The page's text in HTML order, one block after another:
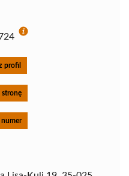
profil
stronę
numer